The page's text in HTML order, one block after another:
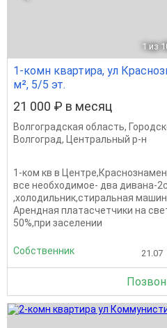
1 из
1-комн квартира, ул
м², 5/5 эт.
21 000 ₽ в месяц
Волгоградская область,
Волгоград, Центральный р-н
1-ком кв в
все необходимое- два дивана-
,холодильник,стиральная
Арендная платасчетчики на
50%,при заселении
Собственник 21.07